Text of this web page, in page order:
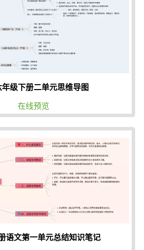
级下册二单元思维导图
在线预览
语文第一单元总结知识笔记